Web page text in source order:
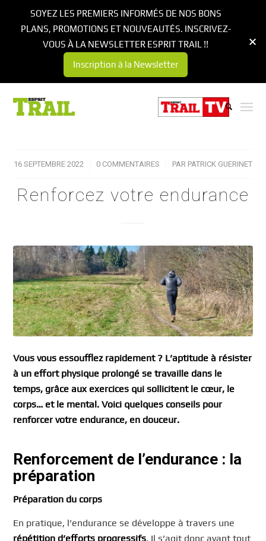
16 SEPTEMBRE 2022
/ 0 COMMENTAIRES
/ PAR PATRICK GUERINET
Renforcez votre endurance
Vous vous essoufflez rapidement ? L’aptitude à résister
à un effort physique prolongé se travaille dans le
temps, grâce aux exercices qui sollicitent le cœur, le
corps… et le mental. Voici quelques conseils pour
renforcer votre endurance, en douceur.
Renforcement de l’endurance : la
préparation
Préparation du corps
En pratique, l’endurance se développe à travers une
répétition d’efforts progressifs. Il s’agit donc avant tout
SOYEZ LES PREMIERS INFORMÉS DE NOS BONS
PLANS, PROMOTIONS ET NOUVEAUTÉS. INSCRIVEZ-
VOUS À LA NEWSLETTER ESPRIT TRAIL !!
Inscription à la Newsletter